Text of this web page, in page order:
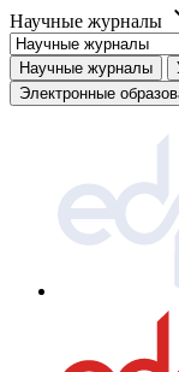
Научные журналы
Научные журналы
Электронные